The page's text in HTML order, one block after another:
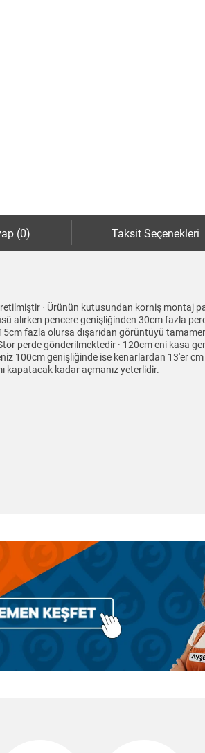
(0) Taksit Seçenekleri
· Ürünün kutusundan korniş montaj
alırken pencere genişliğinden 30cm fazla
fazla olursa dışarıdan görüntüyü tamamen
perde gönderilmektedir · 120cm eni kasa
100cm genişliğinde ise kenarlardan 13'er
kapatacak kadar açmanız yeterlidir.